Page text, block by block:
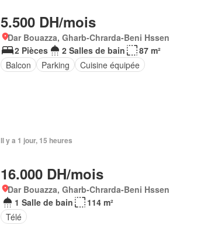
5.500 DH/mois
Dar Bouazza, Gharb-Chrarda-Beni Hssen
2 Pièces
2 Salles de bain
87 m²
Balcon
Parking Cuisine équipée
Il y a 1 jour, 15 heures
16.000 DH/mois
Dar Bouazza, Gharb-Chrarda-Beni Hssen
1 Salle de bain
114 m²
Télé